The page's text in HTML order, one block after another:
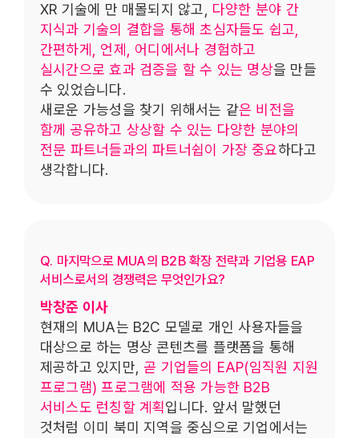
XR 기술에 만 매몰되지 않고, 다양한 분야 간
지식과 기술의 결합을 통해 초심자들도 쉽고,
간편하게, 언제, 어디에서나 경험하고
실시간으로 효과 검증을 할 수 있는 명상을 만들
수 있었습니다.
새로운 가능성을 찾기 위해서는 같은 비전을
함께 공유하고 상상할 수 있는 다양한 분야의
전문 파트너들과의 파트너쉽이 가장 중요하다고
생각합니다.
Q. 마지막으로 MUA의 B2B 확장 전략과 기업용 EAP
서비스로서의 경쟁력은 무엇인가요?
박창준 이사
현재의 MUA는 B2C 모델로 개인 사용자들을
대상으로 하는 명상 콘텐츠를 플랫폼을 통해
제공하고 있지만,곧 기업들의 EAP(임직원 지원
프로그램) 프로그램에 적용 가능한 B2B
서비스도 런칭할 계획입니다. 앞서 말했던
것처럼 이미 북미 지역을 중심으로 기업에서는